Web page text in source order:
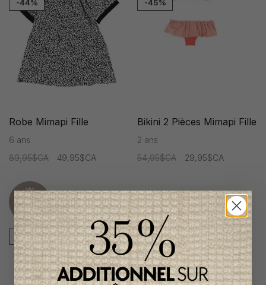
-44%
Robe Mimapi Fille
6 ans
89,95$CA
49,95$CA
-45%
Bikini 2 Pièces Mimapi Fille
2 ans
54,95$CA
29,95$CA
Item
unique
-45%